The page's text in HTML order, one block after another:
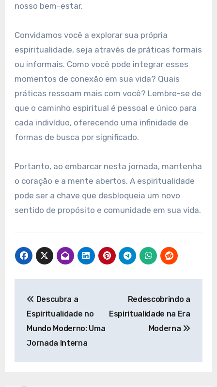
nosso bem-estar.
Convidamos você a explorar sua própria
espiritualidade, seja através de práticas formais
ou informais. Como você pode integrar esses
momentos de conexão em sua vida? Quais
práticas ressoam mais com você? Lembre-se de
que o caminho espiritual é pessoal e único para
cada indivíduo, oferecendo uma infinidade de
formas de busca por significado.
Portanto, ao embarcar nesta jornada, mantenha
o coração e a mente abertos. A espiritualidade
pode ser a chave que desbloqueia um novo
sentido de propósito e comunidade em sua vida.
de
Post
Descubra a
Espiritualidade no
Mundo Moderno: Uma
Jornada Interna
Redescobrindo a
Espiritualidade na Era
Moderna